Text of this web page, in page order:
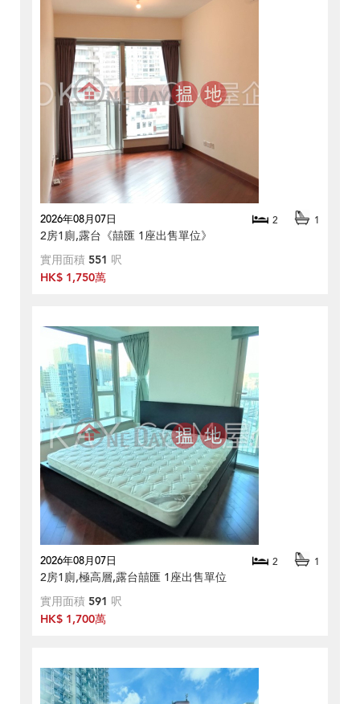
2026年08月07日 2 1
2房1廁,露台《囍匯 1座出售單位》
實用面積 551 呎
HK$ 1,750萬
2026年08月07日 2 1
2房1廁,極高層,露台囍匯 1座出售單位
實用面積 591 呎
HK$ 1,700萬